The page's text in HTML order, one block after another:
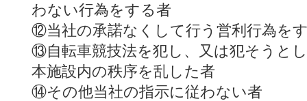
わない行為をする者
⑫当社の承諾なくして行う営利行為を
⑬自転車競技法を犯し、又は犯そうと
本施設内の秩序を乱した者
⑭その他当社の指示に従わない者